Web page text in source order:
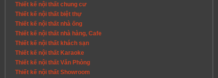
Thiết kế nội thất chung cư
Thiết kế nội thất biệt thự
Thiết kế nội thất nhà ống
Thiết kế nội thất nhà hàng, Cafe
Thiết kế nội thất khách sạn
Thiết kế nội thất Karaoke
Thiết kế nội thất Văn Phòng
Thiết kế nội thất Showroom